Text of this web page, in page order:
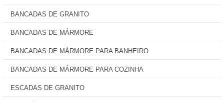
BANCADAS DE GRANITO
BANCADAS DE MÁRMORE
BANCADAS DE MÁRMORE PARA BANHEIRO
BANCADAS DE MÁRMORE PARA COZINHA
ESCADAS DE GRANITO